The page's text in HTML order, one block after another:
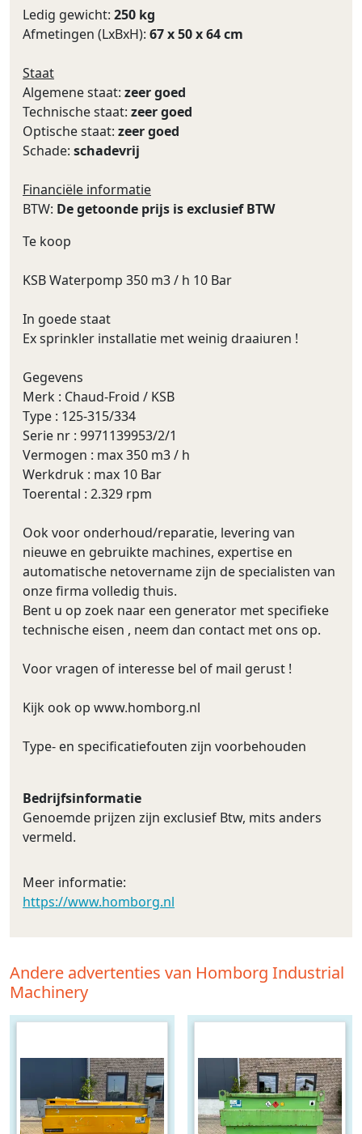
Ledig gewicht: 250 kg
Afmetingen (LxBxH): 67 x 50 x 64 cm
Staat
Algemene staat: zeer goed
Technische staat: zeer goed
Optische staat: zeer goed
Schade: schadevrij
Financiële informatie
BTW: De getoonde prijs is exclusief BTW
Te koop
KSB Waterpomp 350 m3 / h 10 Bar
In goede staat
Ex sprinkler installatie met weinig draaiuren !
Gegevens
Merk : Chaud-Froid / KSB
Type : 125-315/334
Serie nr : 9971139953/2/1
Vermogen : max 350 m3 / h
Werkdruk : max 10 Bar
Toerental : 2.329 rpm
Ook voor onderhoud/reparatie, levering van
nieuwe en gebruikte machines, expertise en
automatische netovername zijn de specialisten van
onze firma volledig thuis.
Bent u op zoek naar een generator met specifieke
technische eisen , neem dan contact met ons op.
Voor vragen of interesse bel of mail gerust !
Kijk ook op www.homborg.nl
Type- en specificatiefouten zijn voorbehouden
Bedrijfsinformatie
Genoemde prijzen zijn exclusief Btw, mits anders
vermeld.
Meer informatie:
https://www.homborg.nl
Andere advertenties van Homborg Industrial
Machinery